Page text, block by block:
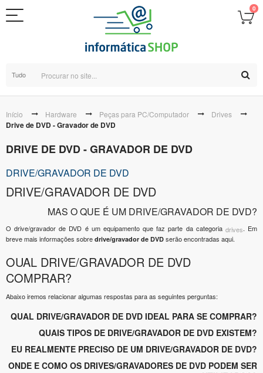
0
Tudo
Início Hardware Peças para PC/Computador Drives
Drive de DVD - Gravador de DVD
DRIVE DE DVD - GRAVADOR DE DVD
DRIVE/GRAVADOR DE DVD
DRIVE/GRAVADOR DE DVD
MAS O QUE É UM DRIVE/GRAVADOR DE DVD?
O drive/gravador de DVD é um equipamento que faz parte da categoria drives. Em
breve mais informações sobre drive/gravador de DVD serão encontradas aqui.
OUAL DRIVE/GRAVADOR DE DVD
COMPRAR?
Abaixo iremos relacionar algumas respostas para as seguintes perguntas:
QUAL DRIVE/GRAVADOR DE DVD IDEAL PARA SE COMPRAR?
QUAIS TIPOS DE DRIVE/GRAVADOR DE DVD EXISTEM?
EU REALMENTE PRECISO DE UM DRIVE/GRAVADOR DE DVD?
ONDE E COMO OS DRIVES/GRAVADORES DE DVD PODEM SER